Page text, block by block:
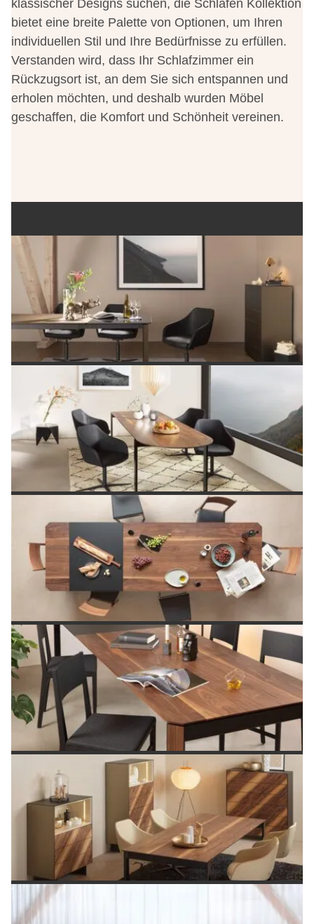
klassischer Designs suchen, die Schlafen Kollektion
bietet eine breite Palette von Optionen, um Ihren
individuellen Stil und Ihre Bedürfnisse zu erfüllen.
Verstanden wird, dass Ihr Schlafzimmer ein
Rückzugsort ist, an dem Sie sich entspannen und
erholen möchten, und deshalb wurden Möbel
geschaffen, die Komfort und Schönheit vereinen.